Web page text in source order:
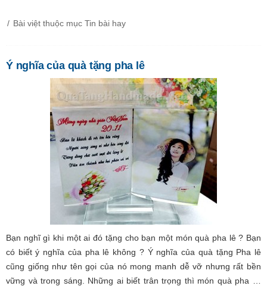
Bài việt thuộc mục Tin bài hay
Ý nghĩa của quà tặng pha lê
Bạn nghĩ gì khi một ai đó tặng cho bạn một món quà pha lê ? Bạn
có biết ý nghĩa của pha lê không ? Ý nghĩa của quà tặng Pha lê
cũng giống như tên gọi của nó mong manh dễ vỡ nhưng rất bền
vững và trong sáng. Những ai biết trân trọng thì món quà pha …